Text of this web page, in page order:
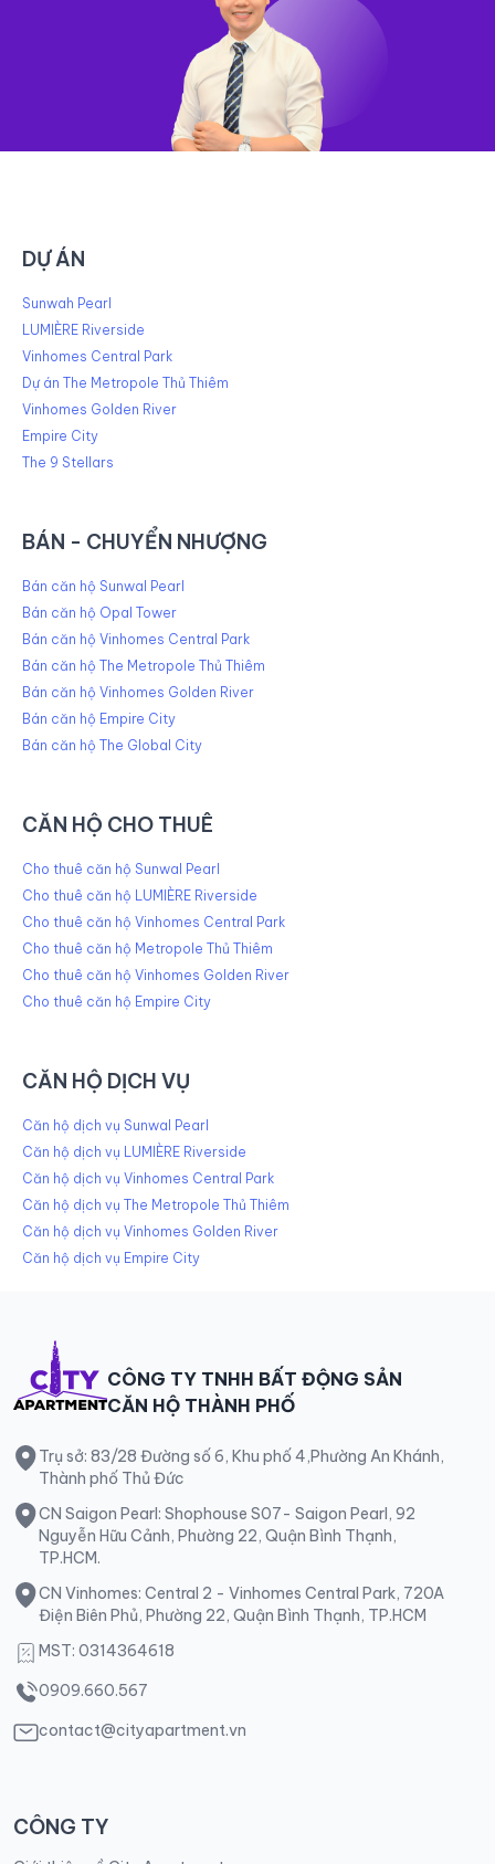
DỰ ÁN
Sunwah Pearl
LUMIÈRE Riverside
Vinhomes Central Park
Dự án The Metropole Thủ Thiêm
Vinhomes Golden River
Empire City
The 9 Stellars
BÁN - CHUYỂN NHƯỢNG
Bán căn hộ Sunwal Pearl
Bán căn hộ Opal Tower
Bán căn hộ Vinhomes Central Park
Bán căn hộ The Metropole Thủ Thiêm
Bán căn hộ Vinhomes Golden River
Bán căn hộ Empire City
Bán căn hộ The Global City
CĂN HỘ CHO THUÊ
Cho thuê căn hộ Sunwal Pearl
Cho thuê căn hộ LUMIÈRE Riverside
Cho thuê căn hộ Vinhomes Central Park
Cho thuê căn hộ Metropole Thủ Thiêm
Cho thuê căn hộ Vinhomes Golden River
Cho thuê căn hộ Empire City
CĂN HỘ DỊCH VỤ
Căn hộ dịch vụ Sunwal Pearl
Căn hộ dịch vụ LUMIÈRE Riverside
Căn hộ dịch vụ Vinhomes Central Park
Căn hộ dịch vụ The Metropole Thủ Thiêm
Căn hộ dịch vụ Vinhomes Golden River
Căn hộ dịch vụ Empire City
CÔNG TY TNHH BẤT ĐỘNG SẢN
CĂN HỘ THÀNH PHỐ
Trụ sở: 83/28 Đường số 6, Khu phố 4,Phường An Khánh,
Thành phố Thủ Đức
CN Saigon Pearl: Shophouse S07- Saigon Pearl, 92
Nguyễn Hữu Cảnh, Phường 22, Quận Bình Thạnh,
TP.HCM.
CN Vinhomes: Central 2 - Vinhomes Central Park, 720A
Điện Biên Phủ, Phường 22, Quận Bình Thạnh, TP.HCM
MST: 0314364618
0909.660.567
contact@cityapartment.vn
CÔNG TY